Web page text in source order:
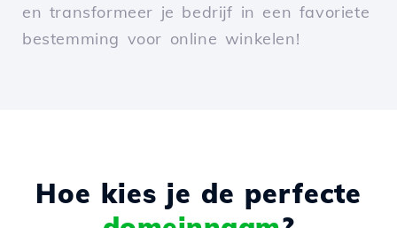
en transformeer je bedrijf in een favoriete
bestemming voor online winkelen!
Hoe kies je de perfecte